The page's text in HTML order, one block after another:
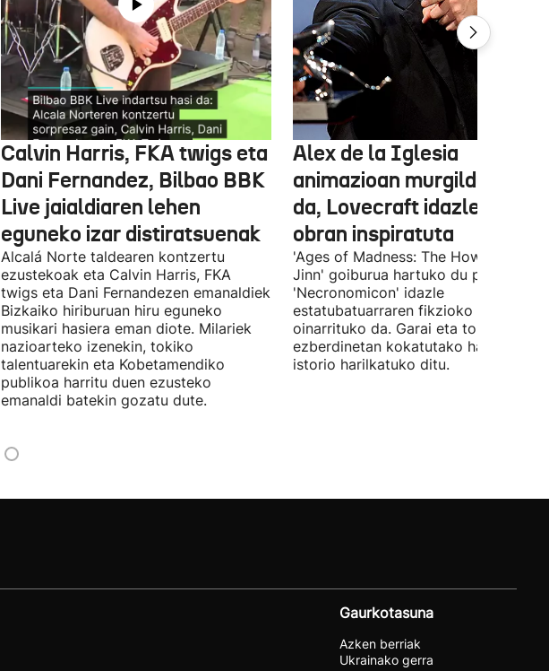
Calvin Harris, FKA twigs eta
Dani Fernandez, Bilbao BBK
Live jaialdiaren lehen
eguneko izar distiratsuenak
Alcalá Norte taldearen kontzertu
ezustekoak eta Calvin Harris, FKA
twigs eta Dani Fernandezen emanaldiek
Bizkaiko hiriburuan hiru eguneko
musikari hasiera eman diote. Milariek
nazioarteko izenekin, tokiko
talentuarekin eta Kobetamendiko
publikoa harritu duen ezusteko
emanaldi batekin gozatu dute.
Alex de la Iglesia
animazioan murgilduko
da, Lovecraft idazlearen
obran inspiratuta
'Ages of Madness: The Howling of
Jinn' goiburua hartuko du pelikulak,
'Necronomicon' idazle
estatubatuarraren fikzioko liburuan
oinarrituko da. Garai eta toki
ezberdinetan kokatutako hainbat
istorio harilkatuko ditu.
Gaurkotasuna
Azken berriak
Ukrainako gerra